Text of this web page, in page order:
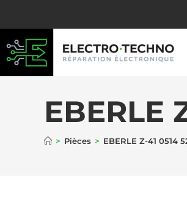
EBERLE
> Pièces > EBERLE Z-41 0514